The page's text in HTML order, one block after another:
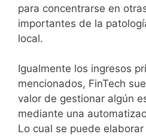
para concentrarse en
importantes de la
local.
Igualmente los ingresos
mencionados, FinTech
valor de gestionar algún
mediante una
Lo cual se puede